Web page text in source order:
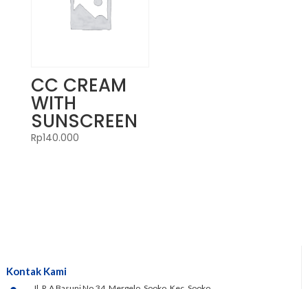
CC CREAM
WITH
SUNSCREEN
Rp140.000
Kontak Kami